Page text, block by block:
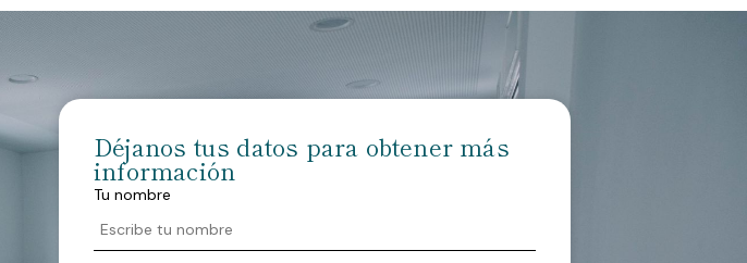
Déjanos tus datos para obtener más
información
Tu nombre